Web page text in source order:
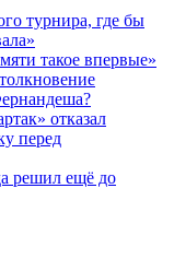
турнира, где бы
такое впервые»
отказал
перед
решил ещё до